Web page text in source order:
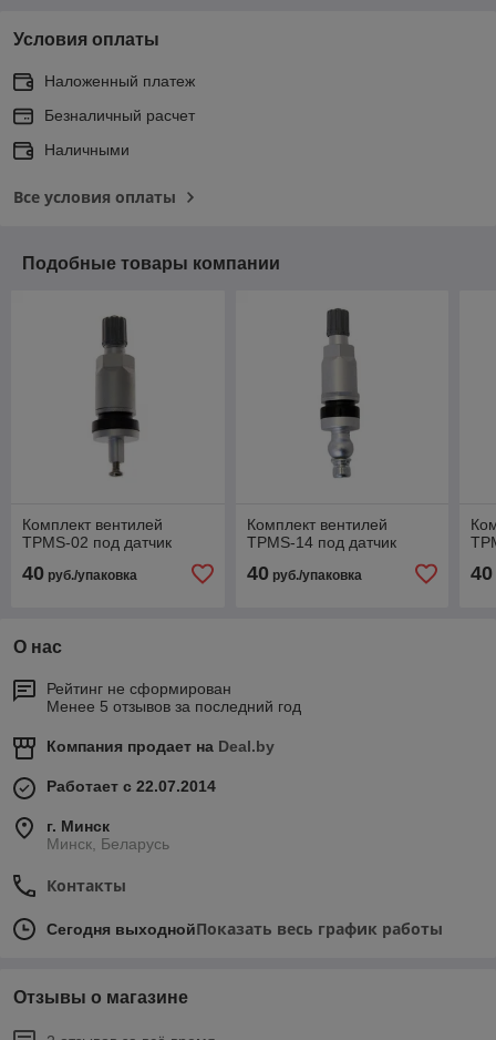
Условия оплаты
Наложенный платеж
Безналичный расчет
Наличными
Все условия оплаты
Подобные товары компании
Комплект вентилей
TPMS-02 под датчик
40 руб./упаковка
Комплект вентилей
TPMS-14 под датчик
40руб./упаковка 40
О нас
Рейтинг не сформирован
Менее 5 отзывов за последний год
Компания продает на Deal.by
Работает с 22.07.2014
г. Минск
Минск, Беларусь
Контакты
Сегодня выходнойПоказать весь график работы
Отзывы о магазине